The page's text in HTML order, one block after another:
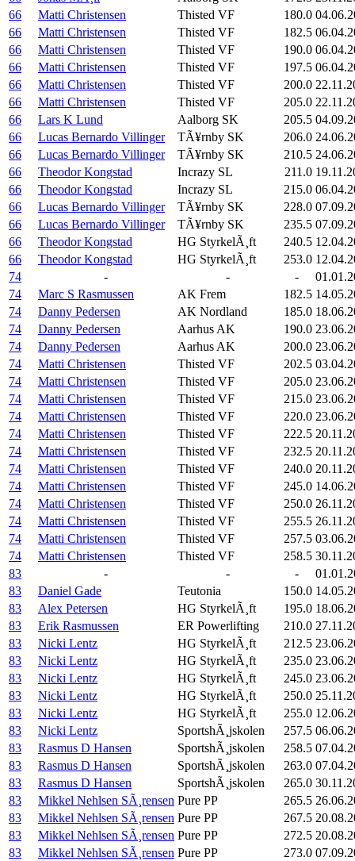
66
Matti Christensen Thisted VF 180.0
66
Matti Christensen Thisted VF 182.5
66
Matti Christensen Thisted VF 190.0
66
Matti Christensen Thisted VF 197.5
66
Matti Christensen Thisted VF 200.0
66
Matti Christensen Thisted VF 205.0
66
Lars K Lund Aalborg SK 205.5
66
Lucas Bernardo Villinger TÃ¥rnby SK 206.0
66
Lucas Bernardo Villinger TÃ¥rnby SK 210.5
66
Theodor Kongstad Incrazy SL 211.0
66
Theodor Kongstad Incrazy SL 215.0
66
Lucas Bernardo Villinger TÃ¥rnby SK 228.0
66
Lucas Bernardo Villinger TÃ¥rnby SK 235.5
66
Theodor Kongstad HG StyrkelÃ¸ft 240.5
66
Theodor Kongstad HG StyrkelÃ¸ft 253.0
74
- - -
74
Marc S Rasmussen AK Frem 182.5
74
Danny Pedersen AK Nordland 185.0
74
Danny Pedersen Aarhus AK 190.0
74
Danny Pedersen Aarhus AK 200.0
74
Matti Christensen Thisted VF 202.5
74
Matti Christensen Thisted VF 205.0
74
Matti Christensen Thisted VF 215.0
74
Matti Christensen Thisted VF 220.0
74
Matti Christensen Thisted VF 222.5
74
Matti Christensen Thisted VF 232.5
74
Matti Christensen Thisted VF 240.0
74
Matti Christensen Thisted VF 245.0
74
Matti Christensen Thisted VF 250.0
74
Matti Christensen Thisted VF 255.5
74
Matti Christensen Thisted VF 257.5
74
Matti Christensen Thisted VF 258.5
83
- - -
83
Daniel Gade Teutonia 150.0
83
Alex Petersen HG StyrkelÃ¸ft 195.0
83
Erik Rasmussen ER Powerlifting 210.0
83
Nicki Lentz HG StyrkelÃ¸ft 212.5
83
Nicki Lentz HG StyrkelÃ¸ft 235.0
83
Nicki Lentz HG StyrkelÃ¸ft 245.0
83
Nicki Lentz HG StyrkelÃ¸ft 250.0
83
Nicki Lentz HG StyrkelÃ¸ft 255.0
83
Nicki Lentz SportshÃ¸jskolen 257.5
83
Rasmus D Hansen SportshÃ¸jskolen 258.5
83
Rasmus D Hansen SportshÃ¸jskolen 263.0
83
Rasmus D Hansen SportshÃ¸jskolen 265.0
83
Mikkel Nehlsen SÃ¸rensen Pure PP 265.5
83
Mikkel Nehlsen SÃ¸rensen Pure PP 267.5
83
Mikkel Nehlsen SÃ¸rensen Pure PP 272.5
83
Mikkel Nehlsen SÃ¸rensen Pure PP 273.0